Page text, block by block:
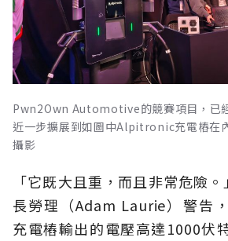
Pwn2Own Automotive的競賽項目，已
近一步擴展到如圖中Alpitronic充電樁在
攝影
「它既大且重，而且非常危險
長勞理（Adam Laurie）警告
充電樁輸出的電壓高達1000伏